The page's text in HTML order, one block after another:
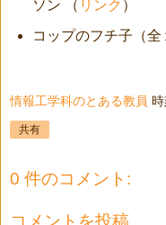
ソン （ リンク ）
コップのフチ子（全
情報工学科のとある教員
共有
0 件のコメント:
コメントを投稿